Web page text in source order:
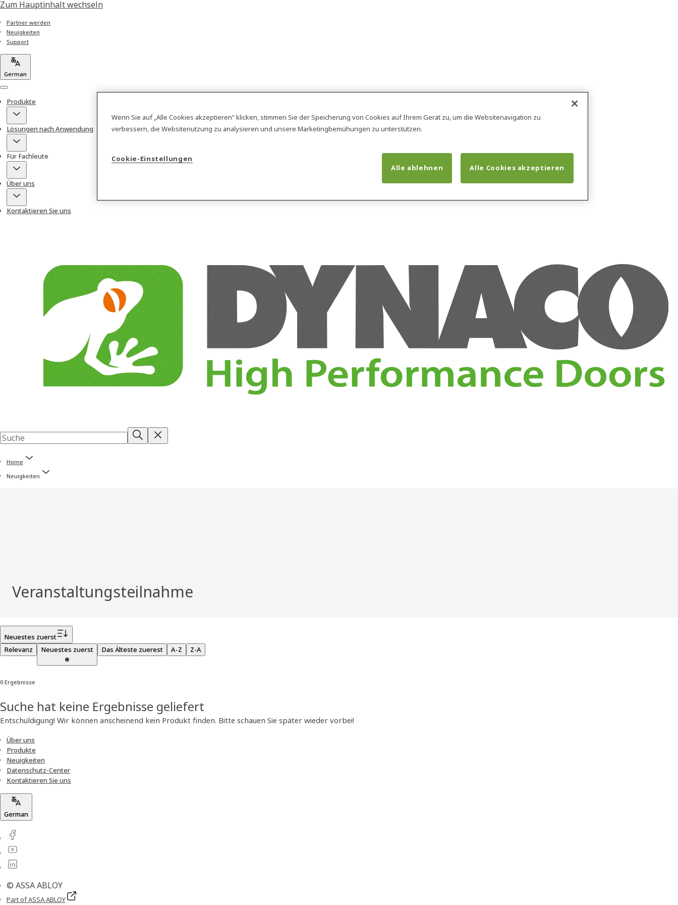
Zum Hauptinhalt wechseln
Partner werden
Neuigkeiten
Support
German
Menu
Produkte
Lösungen nach Anwendung
Für Fachleute
Über uns
Kontaktieren Sie uns
Home
Neuigkeiten
Veranstaltungsteilnahme
Neuestes zuerst
Relevanz
Neuestes zuerst Das Älteste zuerest A-Z Z-A
0 Ergebnisse
Suche hat keine Ergebnisse geliefert
Entschuldigung! Wir können anscheinend kein Produkt finden. Bitte schauen Sie später wieder vorbei!
Über uns
Produkte
Neuigkeiten
Datenschutz-Center
Kontaktieren Sie uns
German
© ASSA ABLOY
Part of ASSA ABLOY
Wenn Sie auf „Alle Cookies akzeptieren“ klicken, stimmen Sie der Speicherung von Cookies auf Ihrem Gerät zu, um die Websitenavigation zu
verbessern, die Websitenutzung zu analysieren und unsere Marketingbemühungen zu unterstützen.
Cookie-Einstellungen
Alle ablehnen
Alle Cookies akzeptieren